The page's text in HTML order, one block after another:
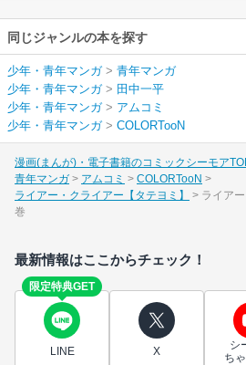
同じジャンルの本を探す
少年・青年マンガ> 青年マンガ
少年・青年マンガ> 田中一平
少年・青年マンガ> アムコミ
少年・青年マンガ> COLORTooN
漫画(まんが)・電子書籍のコミックシーモア
青年マンガ
アムコミ
COLORTooN
ライアー・クライアー【タテヨミ】
ライア
巻
最新情報はここからチェック！
限定特典GET
LINE X
シ
ち